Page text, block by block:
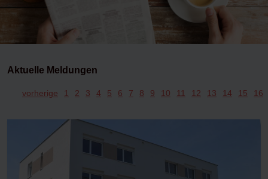
Aktuelle Meldungen
vorherige 1 2 3 4 5 6 7 8 9 10 11 12 13 14 15 16